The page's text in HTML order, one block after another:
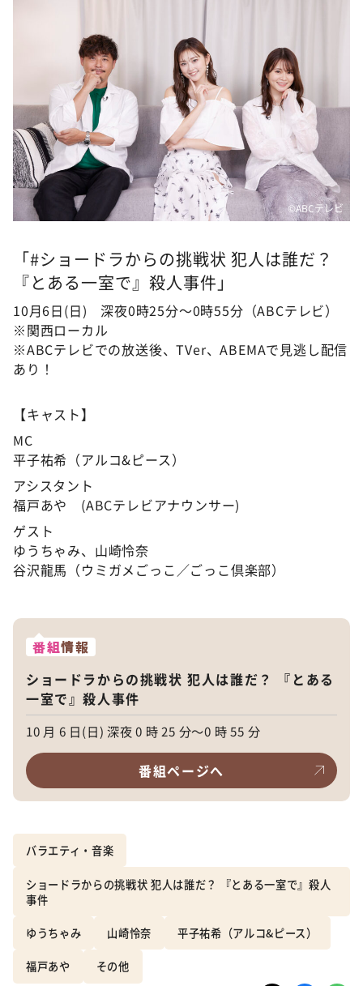
©ABCテレビ
「#ショードラからの挑戦状 犯人は誰だ？
『とある一室で』殺人事件」
10月6日(日) 深夜0時25分〜0時55分（ABCテレビ）
※関西ローカル
※ABCテレビでの放送後、TVer、ABEMAで見逃し配信
あり！
【キャスト】
MC
平子祐希（アルコ&ピース）
アシスタント
福戸あや (ABCテレビアナウンサー)
ゲスト
ゆうちゃみ、山崎怜奈
谷沢龍馬（ウミガメごっこ／ごっこ倶楽部）
番組情報
ショードラからの挑戦状 犯人は誰だ？ 『とある
一室で』殺人事件
10 月 6 日(日) 深夜 0 時 25 分〜0 時 55 分
番組ページへ
バラエティ・音楽
ショードラからの挑戦状 犯人は誰だ？ 『とある一室で』殺人
事件
ゆうちゃみ 山崎怜奈 平子祐希（アルコ&ピース）
福戸あや その他